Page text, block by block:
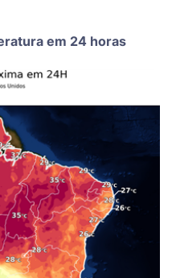
em 24 horas